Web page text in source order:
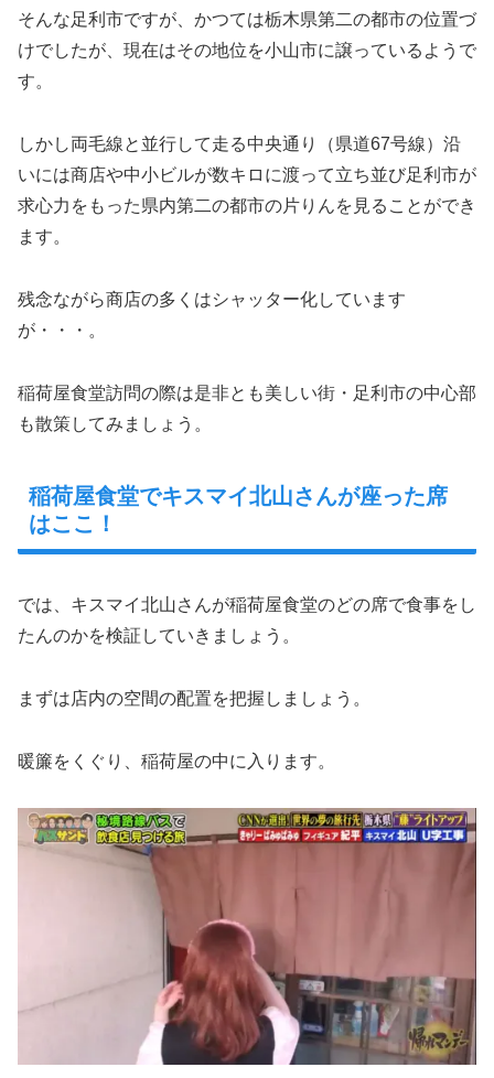
そんな足利市ですが、かつては栃木県第二の都市の位置づ
けでしたが、現在はその地位を小山市に譲っているようで
す。
しかし両毛線と並行して走る中央通り（県道67号線）沿
いには商店や中小ビルが数キロに渡って立ち並び足利市が
求心力をもった県内第二の都市の片りんを見ることができ
ます。
残念ながら商店の多くはシャッター化しています
が・・・。
稲荷屋食堂訪問の際は是非とも美しい街・足利市の中心部
も散策してみましょう。
稲荷屋食堂でキスマイ北山さんが座った席
はここ！
では、キスマイ北山さんが稲荷屋食堂のどの席で食事をし
たんのかを検証していきましょう。
まずは店内の空間の配置を把握しましょう。
暖簾をくぐり、稲荷屋の中に入ります。